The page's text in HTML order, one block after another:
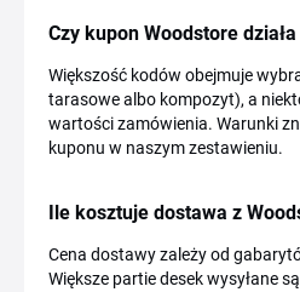
Czy kupon Woodstore
Większość kodów obejmuje
tarasowe albo kompozyt), a
wartości zamówienia. Warunki
kuponu w naszym zestawieniu.
Ile kosztuje dostawa z
Cena dostawy zależy od
Większe partie desek wysyłane